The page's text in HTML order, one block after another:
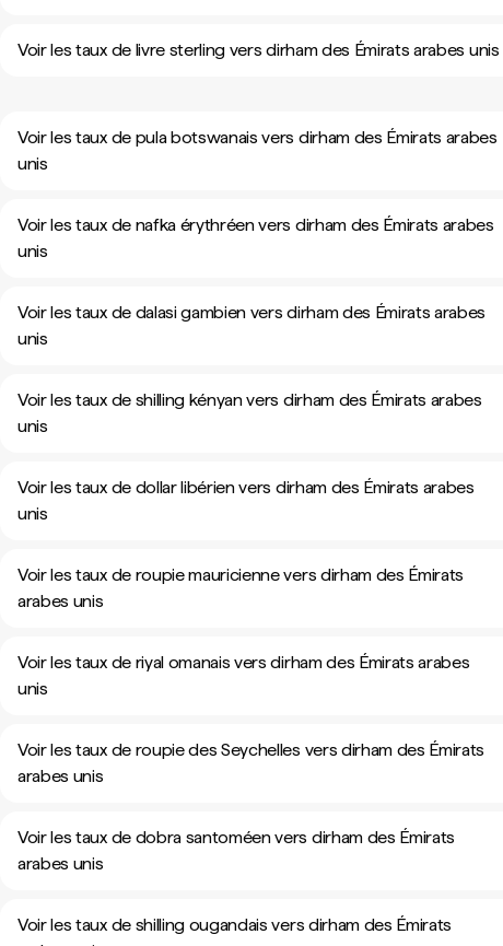
Voir les taux de livre sterling vers dirham des Émirats arabes unis
Voir les taux de pula botswanais vers dirham des Émirats arabes
unis
Voir les taux de nafka érythréen vers dirham des Émirats arabes
unis
Voir les taux de dalasi gambien vers dirham des Émirats arabes
unis
Voir les taux de shilling kényan vers dirham des Émirats arabes
unis
Voir les taux de dollar libérien vers dirham des Émirats arabes
unis
Voir les taux de roupie mauricienne vers dirham des Émirats
arabes unis
Voir les taux de riyal omanais vers dirham des Émirats arabes
unis
Voir les taux de roupie des Seychelles vers dirham des Émirats
arabes unis
Voir les taux de dobra santoméen vers dirham des Émirats
arabes unis
Voir les taux de shilling ougandais vers dirham des Émirats